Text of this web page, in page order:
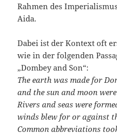
Rahmen des
Aida.
Dabei ist der Kontext oft
wie in der folgenden
„Dombey and Son“:
The earth was made for
and the sun and moon
Rivers and seas were
winds blew for or against
Common abbreviations